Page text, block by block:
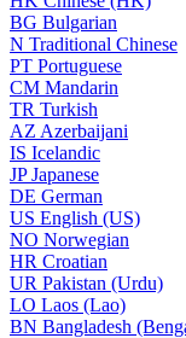
BG Bulgarian
N Traditional Chinese
PT Portuguese
CM Mandarin
TR Turkish
AZ Azerbaijani
IS Icelandic
JPJapanese
DE German
US English (US)
NO Norwegian
HR Croatian
UR Pakistan (Urdu)
LO Laos (Lao)
BN Bangladesh